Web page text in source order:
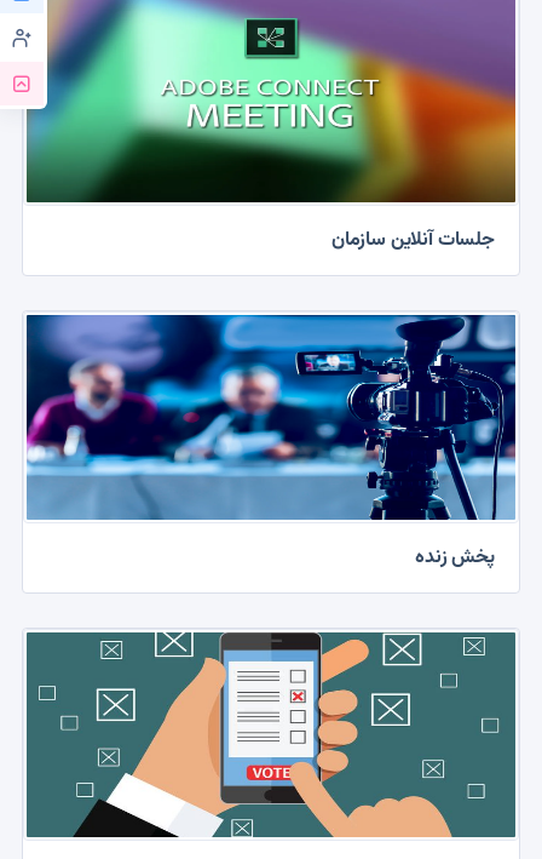
جلسات آنلاین سازمان
پخش زنده